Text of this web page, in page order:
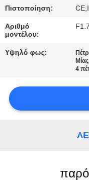
SITEMAP
POLICY
Πιστοποίηση:
Αριθμό
μοντέλου:
Υψηλό φως:
4